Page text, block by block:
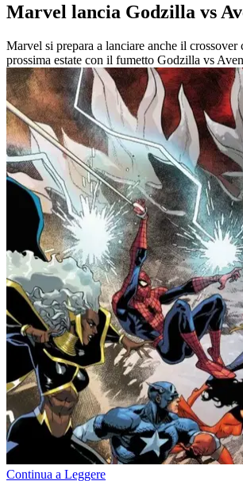
Marvel lancia Godzilla vs
Marvel si prepara a lanciare anche il crossover
prossima estate con il fumetto Godzilla vs
Continua a Leggere